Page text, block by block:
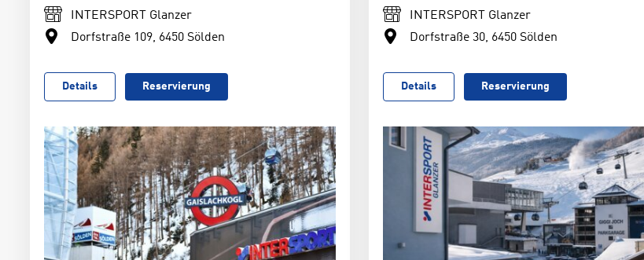
INTERSPORT Glanzer
Dorfstraße 109, 6450 Sölden
Details Reservierung
INTERSPORT Glanzer
Dorfstraße 30, 6450 Sölden
Details Reservierung